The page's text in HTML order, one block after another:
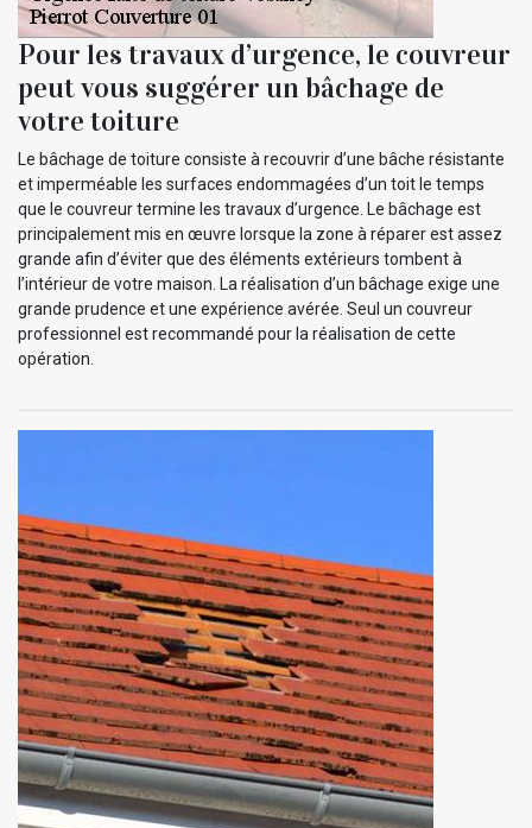
Pour les travaux d’urgence, le couvreur
peut vous suggérer un bâchage de
votre toiture
Le bâchage de toiture consiste à recouvrir d’une bâche résistante
et imperméable les surfaces endommagées d’un toit le temps
que le couvreur termine les travaux d’urgence. Le bâchage est
principalement mis en œuvre lorsque la zone à réparer est assez
grande afin d’éviter que des éléments extérieurs tombent à
l’intérieur de votre maison. La réalisation d’un bâchage exige une
grande prudence et une expérience avérée. Seul un couvreur
professionnel est recommandé pour la réalisation de cette
opération.